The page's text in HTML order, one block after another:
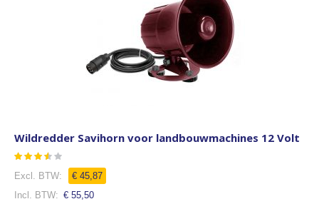
Wildredder Savihorn voor landbouwmachines 12 Volt
Waardering:
97
100
€ 45,87
€ 55,50